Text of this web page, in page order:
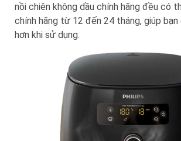
nồi chiên không dầu chính hãng đều có
chính hãng từ 12 đến 24 tháng, giúp
hơn khi sử dụng.